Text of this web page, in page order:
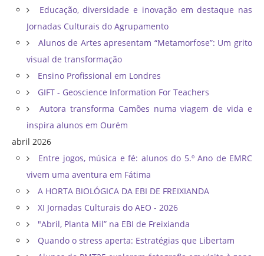
Educação, diversidade e inovação em destaque nas
Jornadas Culturais do Agrupamento
Alunos de Artes apresentam “Metamorfose”: Um grito
visual de transformação
Ensino Profissional em Londres
GIFT - Geoscience Information For Teachers
Autora transforma Camões numa viagem de vida e
inspira alunos em Ourém
abril 2026
Entre jogos, música e fé: alunos do 5.º Ano de EMRC
vivem uma aventura em Fátima
A HORTA BIOLÓGICA DA EBI DE FREIXIANDA
XI Jornadas Culturais do AEO - 2026
"Abril, Planta Mil” na EBI de Freixianda
Quando o stress aperta: Estratégias que Libertam